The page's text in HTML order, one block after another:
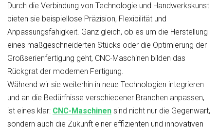
Durch die Verbindung von Technologie und Handwerkskunst
bieten sie beispiellose Präzision, Flexibilität und
Anpassungsfähigkeit. Ganz gleich, ob es um die Herstellung
eines maßgeschneiderten Stücks oder die Optimierung der
Großserienfertigung geht, CNC-Maschinen bilden das
Rückgrat der modernen Fertigung.
Während wir sie weiterhin in neue Technologien integrieren
und an die Bedürfnisse verschiedener Branchen anpassen,
ist eines klar: CNC-Maschinen sind nicht nur die Gegenwart,
sondern auch die Zukunft einer effizienten und innovativen